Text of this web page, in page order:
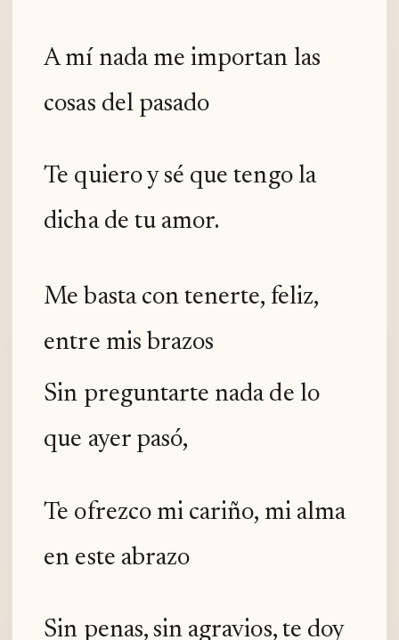
A mí nada me importan las
cosas del pasado
Te quiero y sé que tengo la
dicha de tu amor.
Me basta con tenerte, feliz,
entre mis brazos
Sin preguntarte nada de lo
que ayer pasó,
Te ofrezco mi cariño, mi alma
en este abrazo
Sin penas, sin agravios, te doy